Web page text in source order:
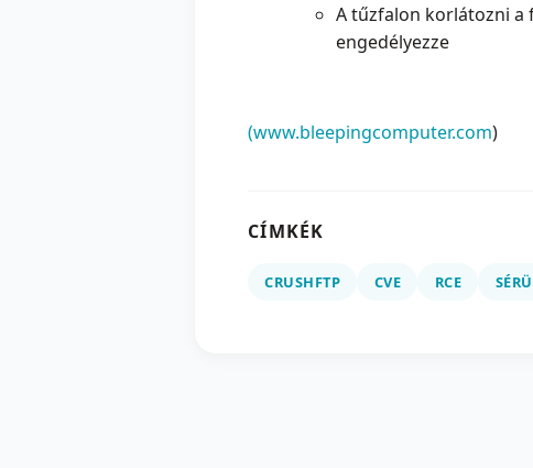
A tűzfalon korlátozni a
engedélyezze
(www.bleepingcomputer.com)
CÍMKÉK
CRUSHFTP CVE RCE